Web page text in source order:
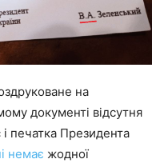
на
документі відсутня
печатка Президента
немає жодної